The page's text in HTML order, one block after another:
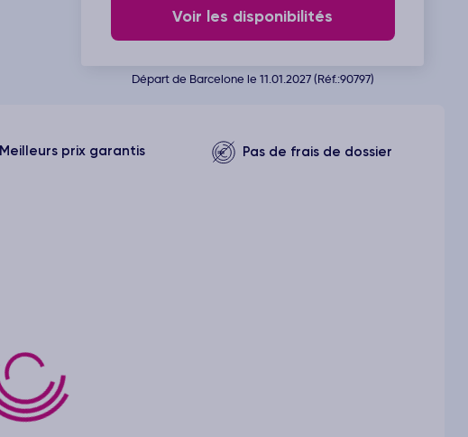
Voir les disponibilités
Départ de Barcelone le 11.01.2027 (Réf.:90797)
Meilleurs prix garantis Pas de frais de dossier